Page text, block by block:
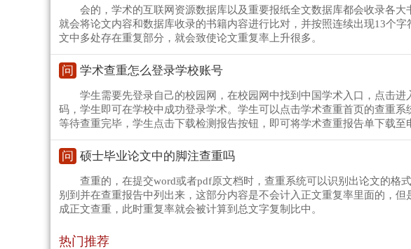
会的，学术的互联网资源数据库以及重要报纸全文数据库都会收录各
就会将论文内容和数据库收录的书籍内容进行比对，并按照连续出现13个
文中多处存在重复部分，就会致使论文重复率上升很多。
问 学术查重怎么登录学校账号
学生需要先登录自己的校园网，在校园网中找到中国学术入口，点击
码，学生即可在学校中成功登录学术。学生可以点击学术查重首页的查重
等待查重完毕，学生点击下载检测报告按钮，即可将学术查重报告单下载至
问 硕士毕业论文中的脚注查重吗
查重的，在提交word或者pdf原文档时，查重系统可以识别出论文的格
别到并在查重报告中列出来，这部分内容是不会计入正文重复率里面的，
成正文查重，此时重复率就会被计算到总文字复制比中。
热门推荐